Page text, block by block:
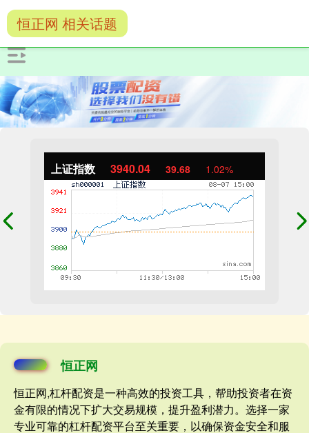
上证指数 3940.04 39.68 1.02%
恒正网
恒正网,杠杆配资是一种高效的投资工具，帮助投资者在资
金有限的情况下扩大交易规模，提升盈利潜力。选择一家
专业可靠的杠杆配资平台至关重要，以确保资金安全和服
恒正网 相关话题